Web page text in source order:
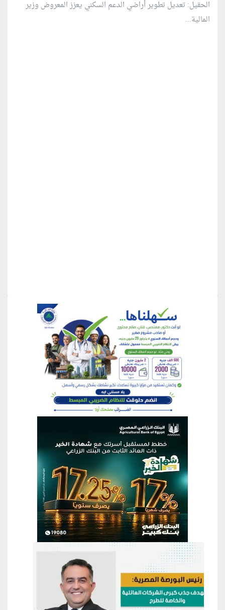
الحقيل: تعديل تطوير أراضي الدعم السكني يعزز المعروض وزير
المالية...
منطقة إعلانية
منطقة إعلانية